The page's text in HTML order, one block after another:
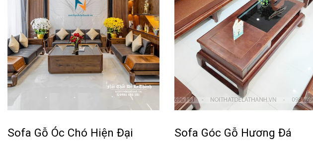
Sofa Gỗ Óc Chó Hiện Đại Sofa Góc Gỗ Hương Đá